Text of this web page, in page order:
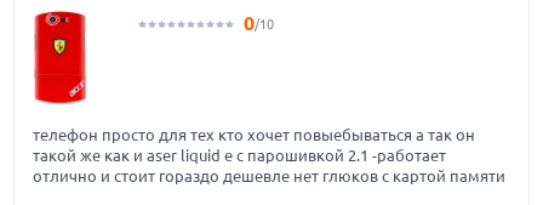
0/10
телефон просто для тех кто хочет повыебываться а так он
такой же как и aser liquid e с парошивкой 2.1 -работает
отлично и стоит гораздо дешевле нет глюков с картой памяти